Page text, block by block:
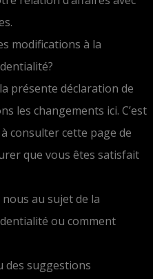
modifications à la
présente déclaration de
les changements ici. C’est
consulter cette page de
que vous êtes satisfait
au sujet de la
ou comment
des suggestions